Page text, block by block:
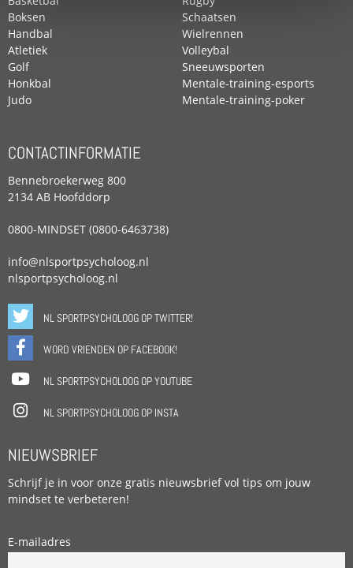
Boksen
Handbal
Atletiek
Golf
Honkbal
Judo
Schaatsen
Wielrennen
Volleybal
Sneeuwsporten
Mentale-training-esports
Mentale-training-poker
CONTACTINFORMATIE
Bennebroekerweg 800
2134 AB Hoofddorp
0800-MINDSET (0800-6463738)
info@nlsportpsycholoog.nl
nlsportpsycholoog.nl
NL SPORTPSYCHOLOOG OP TWITTER!
WORD VRIENDEN OP FACEBOOK!
NL SPORTPSYCHOLOOG OP YOUTUBE
NL SPORTPSYCHOLOOG OP INSTA
NIEUWSBRIEF
Schrijf je in voor onze gratis nieuwsbrief vol tips om jouw
mindset te verbeteren!
E-mailadres